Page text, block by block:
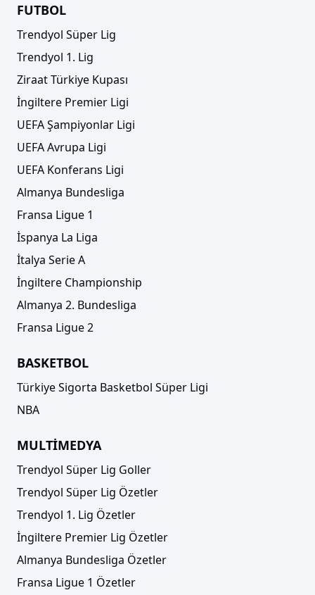
FUTBOL
Trendyol Süper Lig
Trendyol 1. Lig
Ziraat Türkiye Kupası
İngiltere Premier Ligi
UEFA Şampiyonlar Ligi
UEFA Avrupa Ligi
UEFA Konferans Ligi
Almanya Bundesliga
Fransa Ligue 1
İspanya La Liga
İtalya Serie A
İngiltere Championship
Almanya 2. Bundesliga
Fransa Ligue 2
BASKETBOL
Türkiye Sigorta Basketbol Süper Ligi
NBA
MULTİMEDYA
Trendyol Süper Lig Goller
Trendyol Süper Lig Özetler
Trendyol 1. Lig Özetler
İngiltere Premier Lig Özetler
Almanya Bundesliga Özetler
Fransa Ligue 1 Özetler